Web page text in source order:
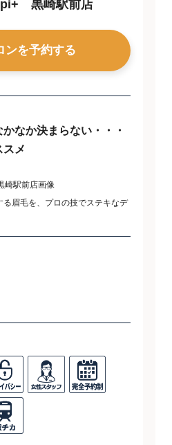
黒崎駅前店
ンを予約する
なか決まらない・・・
スメ
る眉毛を、プロの技でステキなデ